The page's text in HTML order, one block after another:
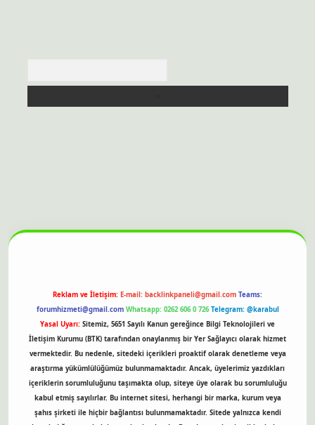
Reklam ve İletişim: E-mail: backlinkpaneli@gmail.com Teams:
forumhizmeti@gmail.com Whatsapp: 0262 606 0 726 Telegram: @karabul
Yasal Uyarı: Sitemiz, 5651 Sayılı Kanun gereğince Bilgi Teknolojileri ve
İletişim Kurumu (BTK) tarafından onaylanmış bir Yer Sağlayıcı olarak hizmet
vermektedir. Bu nedenle, sitedeki içerikleri proaktif olarak denetleme veya
araştırma yükümlülüğümüz bulunmamaktadır. Ancak, üyelerimiz yazdıkları
içeriklerin sorumluluğunu taşımakta olup, siteye üye olarak bu sorumluluğu
kabul etmiş sayılırlar. Bu internet sitesi, herhangi bir marka, kurum veya
şahıs şirketi ile hiçbir bağlantısı bulunmamaktadır. Sitede yalnızca kendi